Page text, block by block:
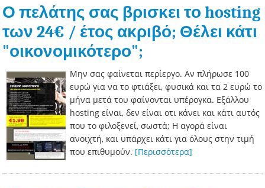
Ο πελάτης σας βρισκει το hosting
των 24€ / έτος ακριβό; Θέλει κάτι
"οικονομικότερο";
Μην σας φαίνεται περίεργο. Αν πλήρωσε 100
ευρώ για να το φτιάξει, φυσικά και τα 2 ευρώ το
μήνα μετά του φαίνονται υπέρογκα. Εξάλλου
hosting είναι, δεν είναι οτι κάνει και κάτι αυτός
που το φιλοξενεί, σωστά; Η αγορά είναι
ανοιχτή, και υπάρχει κάτι για όλους στην τιμή
που επιθυμούν. [Περισσότερα]